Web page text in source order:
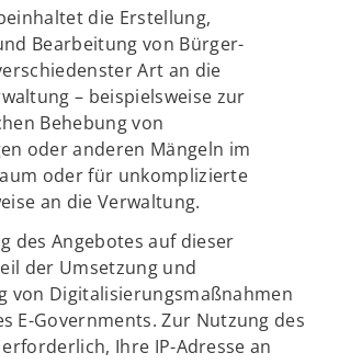
die Erstellung,
Bearbeitung von Bürger-
Art an die
– beispielsweise zur
Behebung von
oder anderen Mängeln im
oder für unkomplizierte
an die Verwaltung.
des Angebotes auf dieser
der Umsetzung und
von Digitalisierungsmaßnahmen
E-Governments. Zur Nutzung des
Ihre IP-Adresse an